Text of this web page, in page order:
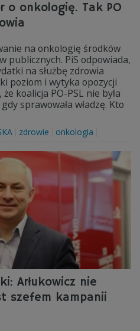
o onkologię. Tak PO
na onkologię środków
publicznych. PiS odpowiada,
na służbę zdrowia
poziom i wytyka opozycji
koalicja PO-PSL nie była
sprawowała władzę. Kto
zdrowie onkologia
Arłukowicz nie
szefem kampanii